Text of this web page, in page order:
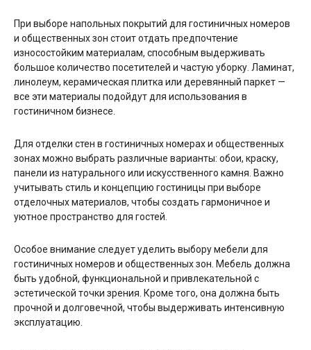
При выборе напольных покрытий для гостиничных номеров
и общественных зон стоит отдать предпочтение
износостойким материалам, способным выдерживать
большое количество посетителей и частую уборку. Ламинат,
линолеум, керамическая плитка или деревянный паркет —
все эти материалы подойдут для использования в
гостиничном бизнесе.
Для отделки стен в гостиничных номерах и общественных
зонах можно выбрать различные варианты: обои, краску,
панели из натурального или искусственного камня. Важно
учитывать стиль и концепцию гостиницы при выборе
отделочных материалов, чтобы создать гармоничное и
уютное пространство для гостей.
Особое внимание следует уделить выбору мебели для
гостиничных номеров и общественных зон. Мебель должна
быть удобной, функциональной и привлекательной с
эстетической точки зрения. Кроме того, она должна быть
прочной и долговечной, чтобы выдерживать интенсивную
эксплуатацию.